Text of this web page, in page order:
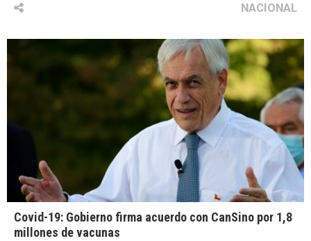
NACIONAL
Covid-19: Gobierno firma acuerdo con CanSino por 1,8
millones de vacunas